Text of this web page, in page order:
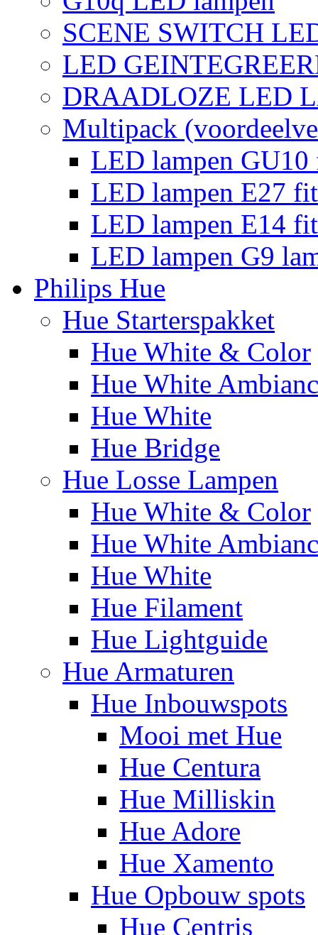
SCENE SWITCH
LED
DRAADLOZE LED
Multipack
LED lampen
LED lampen E27
LED lampen E14
LED lampen G9
Philips Hue
Hue Starterspakket
Hue White & Color
Hue White
Hue White
Hue Bridge
Hue Losse Lampen
Hue White & Color
Hue White
Hue White
Hue Filament
Hue Lightguide
Hue Armaturen
Hue Inbouwspots
Mooi met Hue
Hue Centura
Hue Milliskin
Hue Adore
Hue Xamento
Hue Opbouw spots
Hue Centris